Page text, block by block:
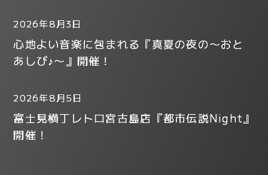
2026年8月3日
心地よい音楽に包まれる『真夏の夜の〜おと
あしび♪〜』開催！
2026年8月5日
富士見横丁レトロ宮古島店『都市伝説Night』
開催！